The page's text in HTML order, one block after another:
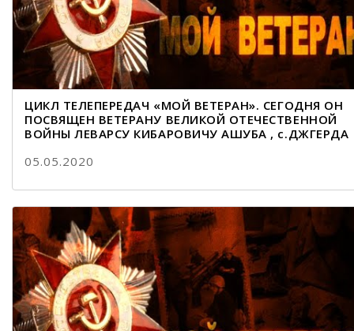
ЦИКЛ ТЕЛЕПЕРЕДАЧ «МОЙ ВЕТЕРАН». СЕГОДНЯ ОН
ПОСВЯЩЕН ВЕТЕРАНУ ВЕЛИКОЙ ОТЕЧЕСТВЕННОЙ
ВОЙНЫ ЛЕВАРСУ КИБАРОВИЧУ АШУБА , с.ДЖГЕРДА
05.05.2020